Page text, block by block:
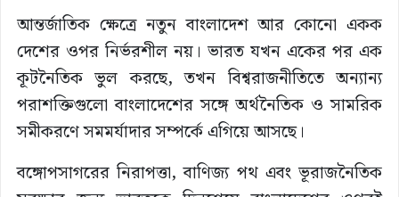
আন্তর্জাতিক ক্ষেত্রে নতুন বাংলাদেশ আর কোনো একক
দেশের ওপর নির্ভরশীল নয়। ভারত যখন একের পর এক
কূটনৈতিক ভুল করছে, তখন বিশ্বরাজনীতিতে অন্যান্য
পরাশক্তিগুলো বাংলাদেশের সঙ্গে অর্থনৈতিক ও সামরিক
সমীকরণে সমমর্যাদার সম্পর্কে এগিয়ে আসছে।
বঙ্গোপসাগরের নিরাপত্তা, বাণিজ্য পথ এবং ভূরাজনৈতিক